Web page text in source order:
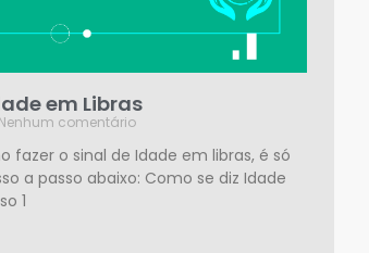
em Libras
Nenhum comentário
fazer o sinal de Idade em libras, é só
a passo abaixo: Como se diz Idade
1